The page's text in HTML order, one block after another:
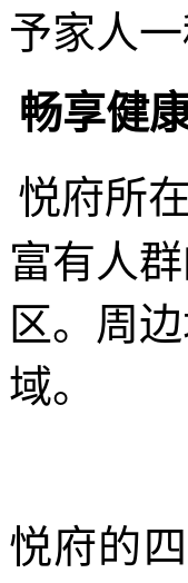
予家人
畅享健
悦府所
富有人
区。周
域。
悦府的